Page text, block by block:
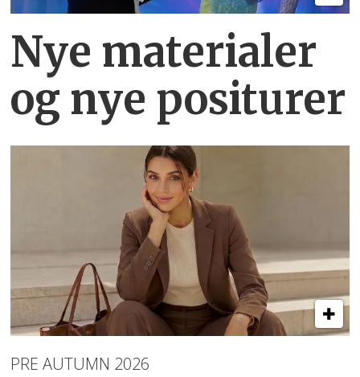
Nye materialer
og nye positurer
PRE AUTUMN 2026